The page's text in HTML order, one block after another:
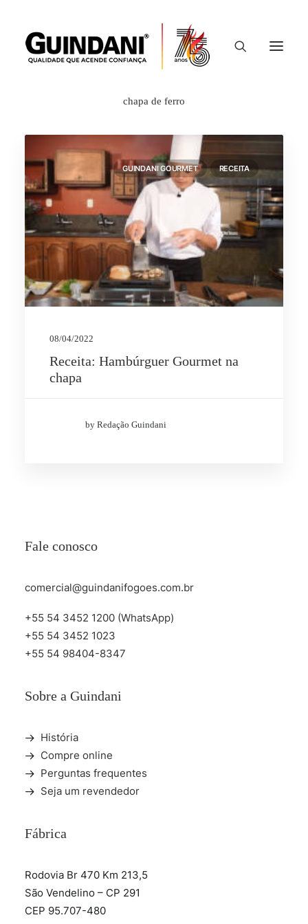
Show filters
Clear all
chapa de ferro
GUINDANI GOURMET RECEITA
08/04/2022
Receita: Hambúrguer Gourmet na
chapa
by Redação Guindani
Fale conosco
comercial@guindanifogoes.com.br
+55 54 3452 1200 (WhatsApp)
+55 54 3452 1023
+55 54 98404-8347
Sobre a Guindani
História
Compre online
Perguntas frequentes
Seja um revendedor
Fábrica
Rodovia Br 470 Km 213,5
São Vendelino – CP 291
CEP 95.707-480